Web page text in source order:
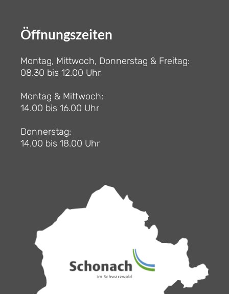
Öffnungszeiten
Montag, Mittwoch, Donnerstag & Freitag:
08.30 bis 12.00 Uhr
Montag & Mittwoch:
14.00 bis 16.00 Uhr
Donnerstag:
14.00 bis 18.00 Uhr